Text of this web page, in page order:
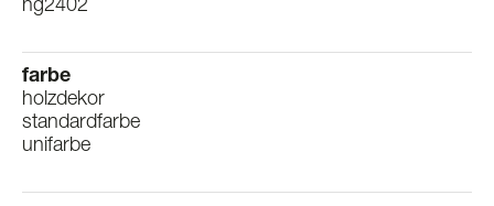
hg2402
farbe
holzdekor
standardfarbe
unifarbe